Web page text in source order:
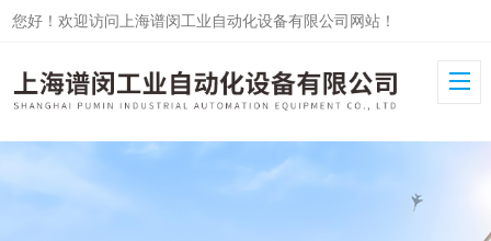
您好！欢迎访问上海谱闵工业自动化设备有限公司网站！